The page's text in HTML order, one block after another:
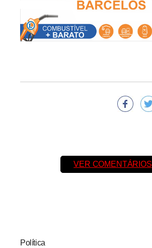
VER COMENTÁRIOS
Política